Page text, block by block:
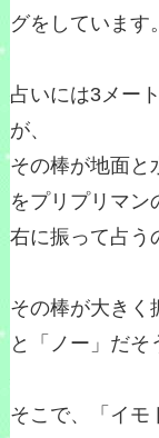
グをしています。
占いには3メー
が、
その棒が地面と
をプリプリマン
右に振って占う
その棒が大きく
と「ノー」だそ
そこで、「イモ